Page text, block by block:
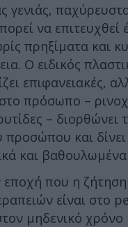
γενιάς,
να επιτευχθεί
πρηξίματα και
Ο ειδικός
επιφανειακές,
πρόσωπο –
– διορθώνει
και
και
εποχή που η
είναι στο
μηδενικό χρόνο